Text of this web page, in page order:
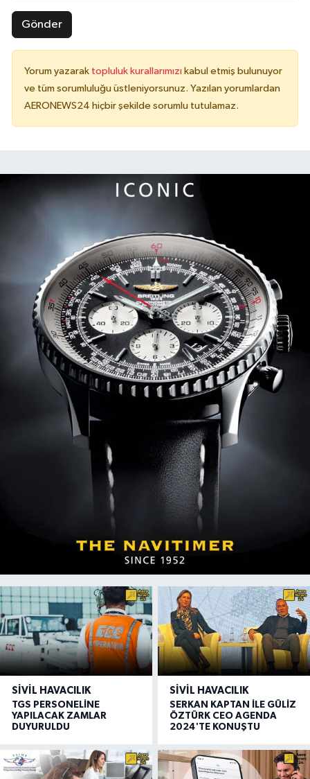
Gönder
Yorum yazarak topluluk kurallarımızı kabul etmiş bulunuyor
ve tüm sorumluluğu üstleniyorsunuz. Yazılan yorumlardan
AERONEWS24 hiçbir şekilde sorumlu tutulamaz.
SIVIL HAVACILIK
TGS PERSONELİNE
YAPILACAK ZAMLAR
DUYURULDU
SIVIL HAVACILIK
SERKAN KAPTAN İLE GÜLİZ
ÖZTÜRK CEO AGENDA
2024'TE KONUŞTU